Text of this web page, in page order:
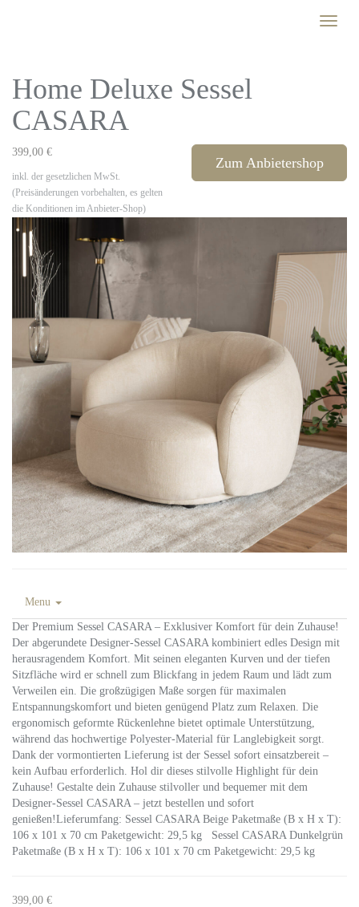
Toggle
Home Deluxe Sessel
CASARA
399,00 €
inkl. der gesetzlichen MwSt.
(Preisänderungen vorbehalten, es gelten
die Konditionen im Anbieter-Shop)
Zum Anbietershop
Menu
Der Premium Sessel CASARA – Exklusiver Komfort für dein Zuhause!
Der abgerundete Designer-Sessel CASARA kombiniert edles Design mit
herausragendem Komfort. Mit seinen eleganten Kurven und der tiefen
Sitzfläche wird er schnell zum Blickfang in jedem Raum und lädt zum
Verweilen ein. Die großzügigen Maße sorgen für maximalen
Entspannungskomfort und bieten genügend Platz zum Relaxen. Die
ergonomisch geformte Rückenlehne bietet optimale Unterstützung,
während das hochwertige Polyester-Material für Langlebigkeit sorgt.
Dank der vormontierten Lieferung ist der Sessel sofort einsatzbereit –
kein Aufbau erforderlich. Hol dir dieses stilvolle Highlight für dein
Zuhause! Gestalte dein Zuhause stilvoller und bequemer mit dem
Designer-Sessel CASARA – jetzt bestellen und sofort
genießen!Lieferumfang: Sessel CASARA Beige Paketmaße (B x H x T):
106 x 101 x 70 cm Paketgewicht: 29,5 kg Sessel CASARA Dunkelgrün
Paketmaße (B x H x T): 106 x 101 x 70 cm Paketgewicht: 29,5 kg
399,00 €